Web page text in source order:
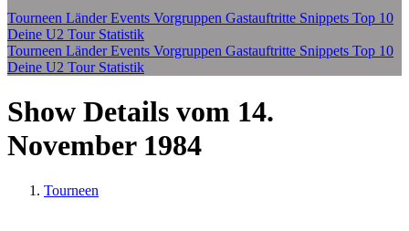
Tourneen LänderEvents Vorgruppen Gastauftritte Snippets Top 10
Deine U2 Tour Statistik
Tourneen LänderEvents Vorgruppen Gastauftritte Snippets Top 10
Deine U2 Tour Statistik
Show Details vom 14.
November 1984
Tourneen